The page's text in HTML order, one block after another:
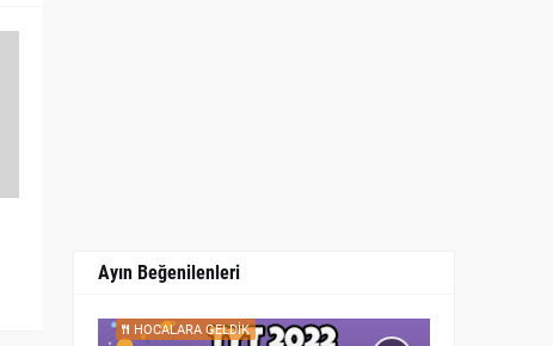
Ayın Beğenilenleri
HOCALARA GELDIK